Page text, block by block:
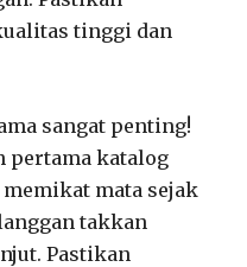
tinggi dan
sangat penting!
pertama katalog
mata sejak
takkan
Pastikan